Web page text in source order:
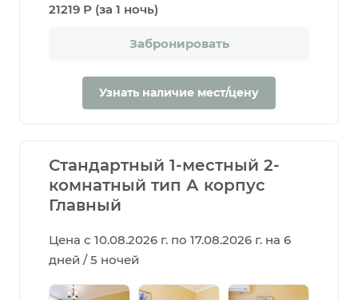
21219 Р (за 1 ночь)
Забронировать
Узнать наличие мест/цену
Стандартный 1-местный 2-
комнатный тип А корпус
Главный
Цена с 10.08.2026 г. по 17.08.2026 г. на 6
дней / 5 ночей